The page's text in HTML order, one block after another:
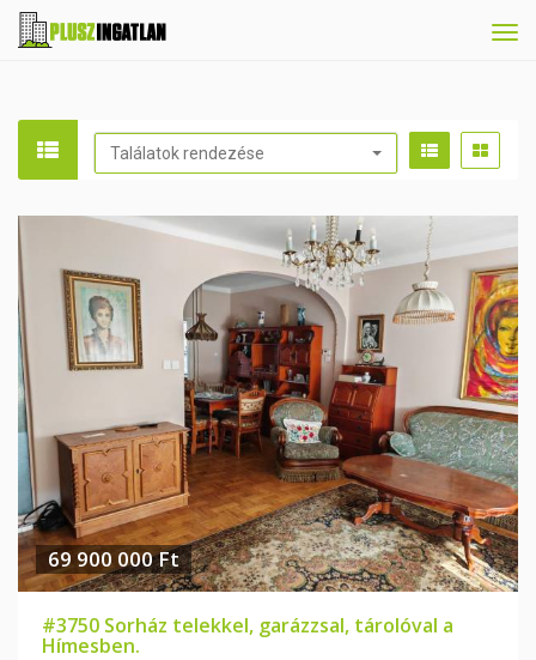
Találatok rendezése
69 900 000 Ft
#3750 Sorház telekkel, garázzsal, tárolóval a
Hímesben.